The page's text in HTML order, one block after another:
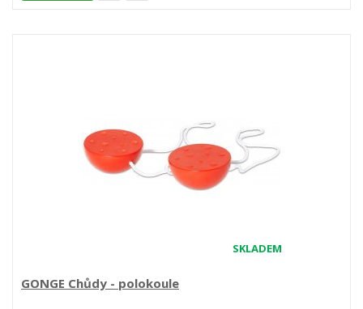
SKLADEM
GONGE Chůdy - polokoule